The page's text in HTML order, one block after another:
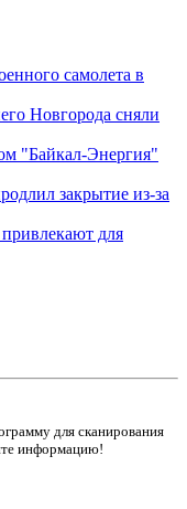
самолета в
Новгорода сняли
"Байкал-Энергия"
закрытие из-за
для
для сканирования
информацию!